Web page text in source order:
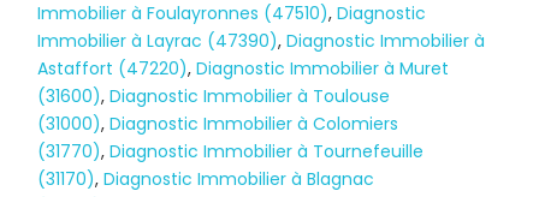
Immobilier à Foulayronnes (47510),Diagnostic
Immobilier à Layrac (47390),Diagnostic Immobilier à
Astaffort (47220),Diagnostic Immobilier à Muret
(31600),Diagnostic Immobilier à Toulouse
(31000),Diagnostic Immobilier à Colomiers
(31770),Diagnostic Immobilier à Tournefeuille
(31170),Diagnostic Immobilier à Blagnac